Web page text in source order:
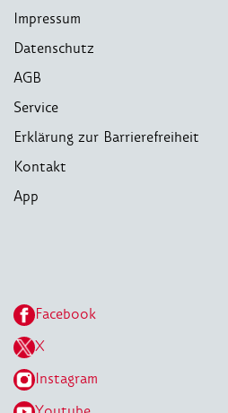
Impressum
Datenschutz
AGB
Service
Erklärung zur Barrierefreiheit
Kontakt
App
Facebook
X
Instagram